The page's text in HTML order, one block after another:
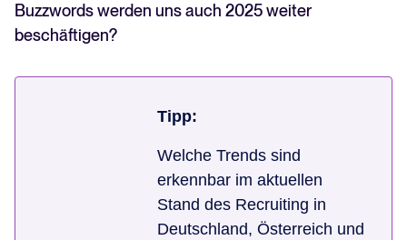
Buzzwords werden uns auch 2025 weiter
beschäftigen?
Tipp:
Welche Trends sind
erkennbar im aktuellen
Stand des Recruiting in
Deutschland, Österreich und